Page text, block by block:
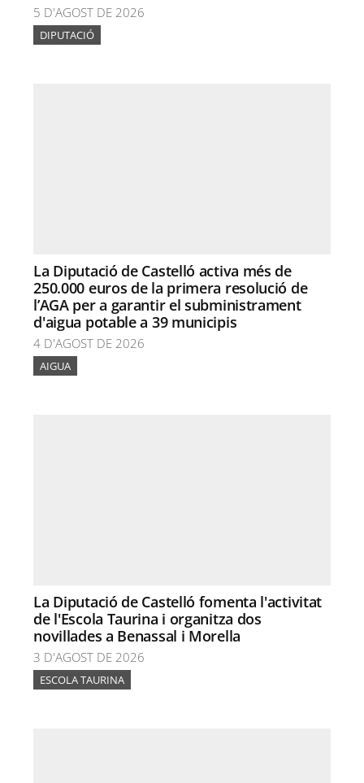
5 D'AGOST DE 2026
DIPUTACIÓ
La Diputació de Castelló activa més de
250.000 euros de la primera resolució de
l’AGA per a garantir el subministrament
d'aigua potable a 39 municipis
4 D'AGOST DE 2026
AIGUA
La Diputació de Castelló fomenta l'activitat
de l'Escola Taurina i organitza dos
novillades a Benassal i Morella
3 D'AGOST DE 2026
ESCOLA TAURINA